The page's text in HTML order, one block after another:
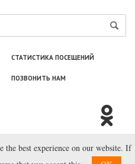
СТАТИСТИКА ПОСЕЩЕНИЙ
ПОЗВОНИТЬ НАМ
2003—2026.
the best experience on our website. If